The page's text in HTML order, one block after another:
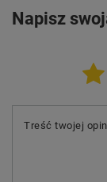
Napisz
Treść twojej